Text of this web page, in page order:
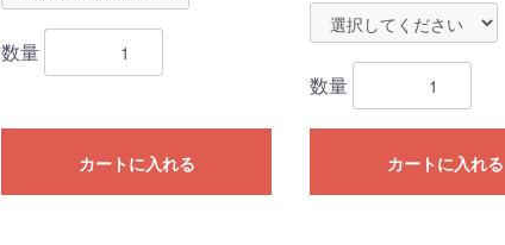
数量
カートに入れる
数量
カートに入れる